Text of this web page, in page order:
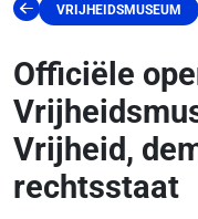
VRIJHEIDSMUSEUM
Officiële
Vrijheid,
rechtsstaat